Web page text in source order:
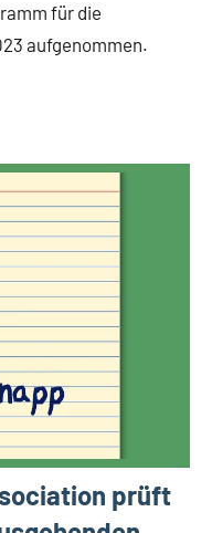
für die
aufgenommen.
prüft